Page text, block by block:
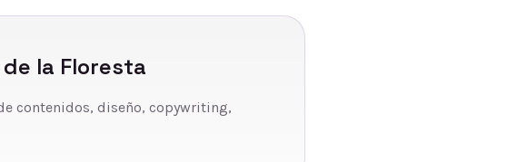
la Floresta
contenidos, diseño, copywriting,